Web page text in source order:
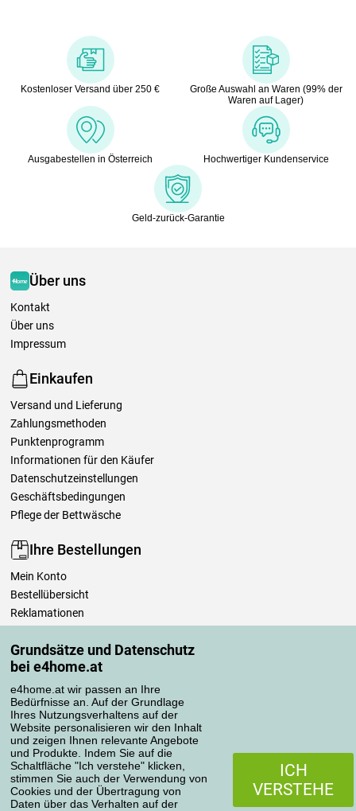
Grundsätze und Datenschutz
bei e4home.at
e4home.at wir passen an Ihre
Bedürfnisse an. Auf der Grundlage
Ihres Nutzungsverhaltens auf der
Website personalisieren wir den Inhalt
und zeigen Ihnen relevante Angebote
und Produkte. Indem Sie auf die
Schaltfläche "Ich verstehe" klicken,
stimmen Sie auch der Verwendung von
Cookies und der Übertragung von
Daten über das Verhalten auf der
ICH
VERSTEHE
Kostenloser Versand über 250 €
Große Auswahl an Waren (99% der
Waren auf Lager)
Ausgabestellen in Österreich Hochwertiger Kundenservice
Geld-zurück-Garantie
Über uns
Kontakt
Über uns
Impressum
Einkaufen
Versand und Lieferung
Zahlungsmethoden
Punktenprogramm
Informationen für den Käufer
Datenschutzeinstellungen
Geschäftsbedingungen
Pflege der Bettwäsche
Ihre Bestellungen
Mein Konto
Bestellübersicht
Reklamationen
Einfach mehr wissen
Richtlinien zur Verarbeitung von Bewertungen
Transportarten
Zahlungsmethoden